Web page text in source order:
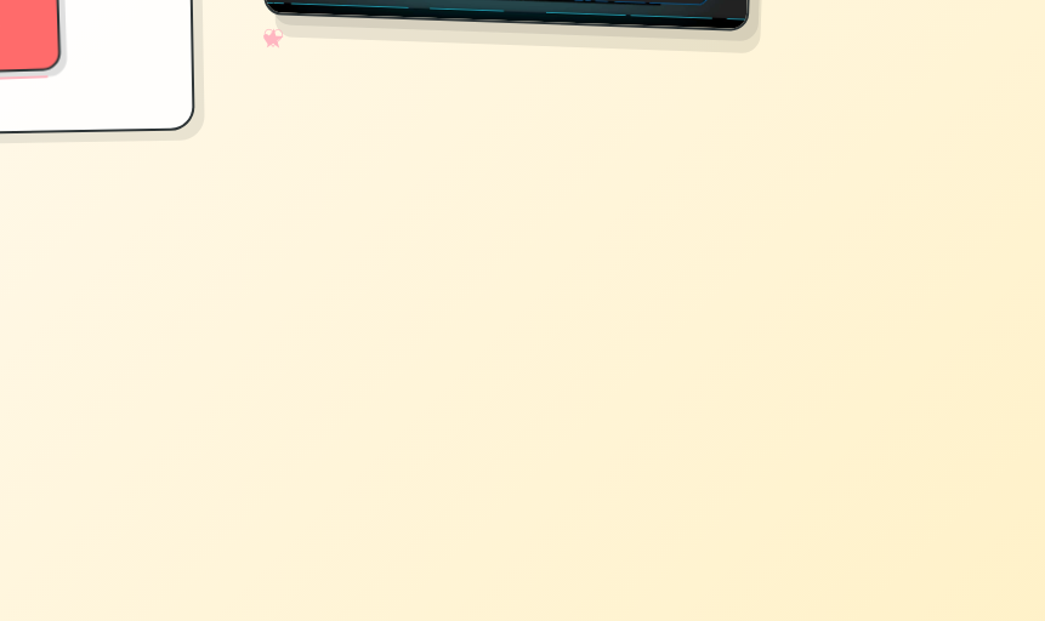
✧
♡
★
♥